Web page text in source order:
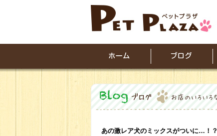
あの激レア犬のミックスがついに…！？